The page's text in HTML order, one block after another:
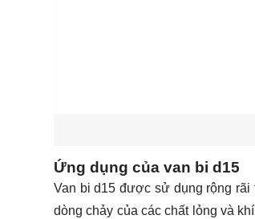
Ứng dụng của van bi d15
Van bi d15 được sử dụng rộng rãi
dòng chảy của các chất lỏng và